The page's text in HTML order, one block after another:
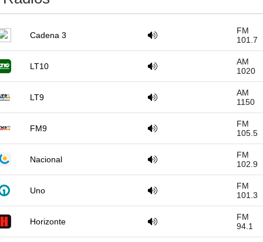
Cadena 3
FM
101.7
LT10
AM
1020
LT9
AM
1150
FM9
FM
105.5
Nacional
FM
102.9
Uno
FM
101.3
Horizonte
FM
94.1